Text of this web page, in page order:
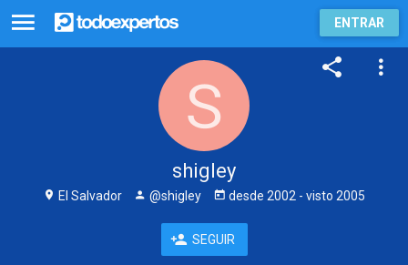
ENTRAR
shigley
El Salvador @shigley desde 2002 - visto 2005
SEGUIR